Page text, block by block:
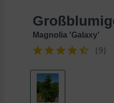
Magnolia 'Galaxy'
(9)